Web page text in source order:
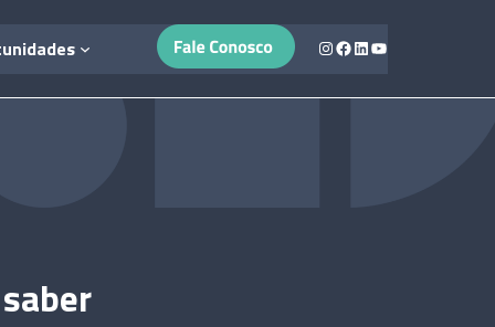
Instagram
Facebook
LinkedIn
Youtube